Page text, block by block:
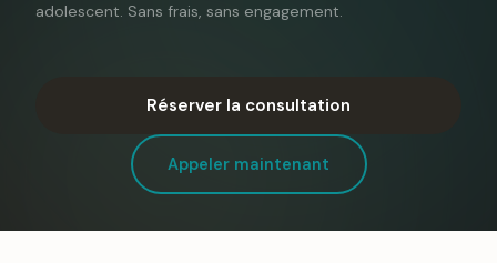
adolescent. Sans frais, sans engagement.
Réserver la consultation
Appeler maintenant